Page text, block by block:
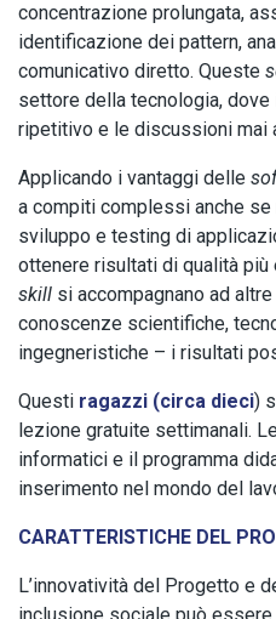
concentrazione prolungata,
identificazione dei pattern,
comunicativo diretto. Queste
settore della tecnologia,
ripetitivo e le discussioni mai
Applicando i vantaggi delle
a compiti complessi anche
sviluppo e testing di
ottenere risultati di qualità più
skill si accompagnano ad altre
conoscenze scientifiche,
ingegneristiche – i risultati
Questi ragazzi (circa dieci)
lezione gratuite settimanali.
informatici e il programma
inserimento nel mondo del
CARATTERISTICHE DEL
L’innovatività del Progetto e